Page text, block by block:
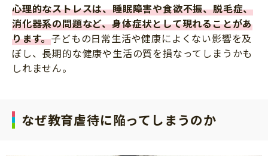
心理的なストレスは、睡眠障害や食欲不振、脱毛症、
消化器系の問題など、身体症状として現れることがあ
ります。子どもの日常生活や健康によくない影響を及
ぼし、長期的な健康や生活の質を損なってしまうかも
しれません。
なぜ教育虐待に陥ってしまうのか